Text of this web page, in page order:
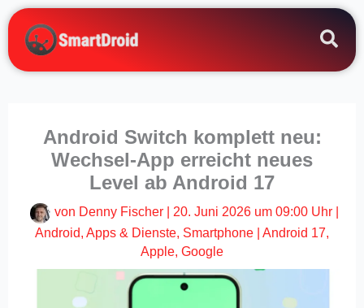
Zum
Inhalt
springen
Android Switch komplett neu:
Wechsel-App erreicht neues
Level ab Android 17
von Denny Fischer 20. Juni 2026 um 09:00 Uhr|
Android, Apps & Dienste, Smartphone Android 17,
Apple, Google